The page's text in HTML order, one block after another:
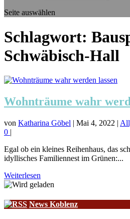
Seite auswählen
Schlagwort:
Schwäbisch-Hall
Wohnträume wahr
von Katharina Göbel | Mai 4, 2022 |
0 |
Egal ob ein kleines Reihenhaus, das
idyllisches Familiennest im Grünen:...
Weiterlesen
News Koblenz